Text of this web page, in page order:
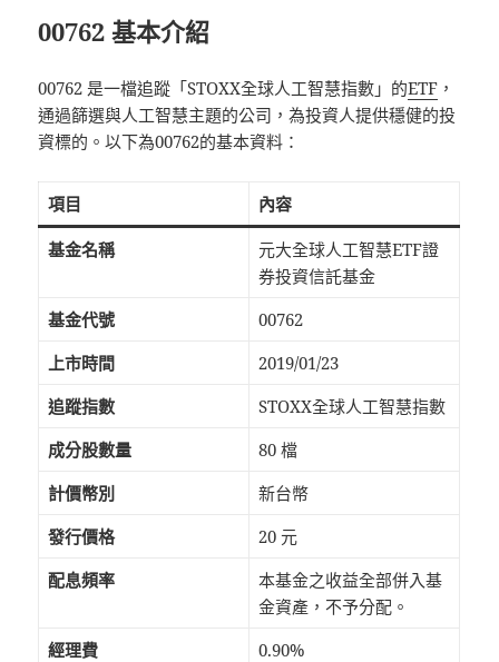
00762 基本介紹
00762 是一檔追蹤「STOXX全球人工智慧指數」的ETF ，
通過篩選與人工智慧主題的公司，為投資人提供穩健的投
資標的。以下為00762的基本資料：
項目 內容
基金名稱
元大全球人工智慧ETF證
券投資信託基金
基金代號
00762
上市時間
2019/01/23
追蹤指數
STOXX全球人工智慧指數
成分股數量
80 檔
計價幣別
新台幣
發行價格
20 元
配息頻率
本基金之收益全部併入基
金資產，不予分配。
經理費
0.90%